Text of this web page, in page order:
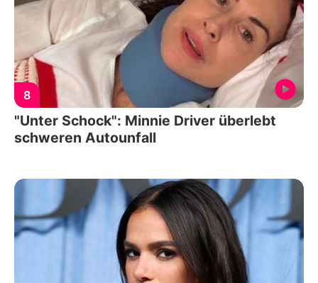
8
"Unter Schock": Minnie Driver überlebt
schweren Autounfall